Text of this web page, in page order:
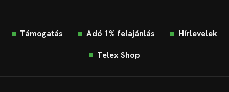
Támogatás Adó 1% felajánlás Hírlevelek
Telex Shop